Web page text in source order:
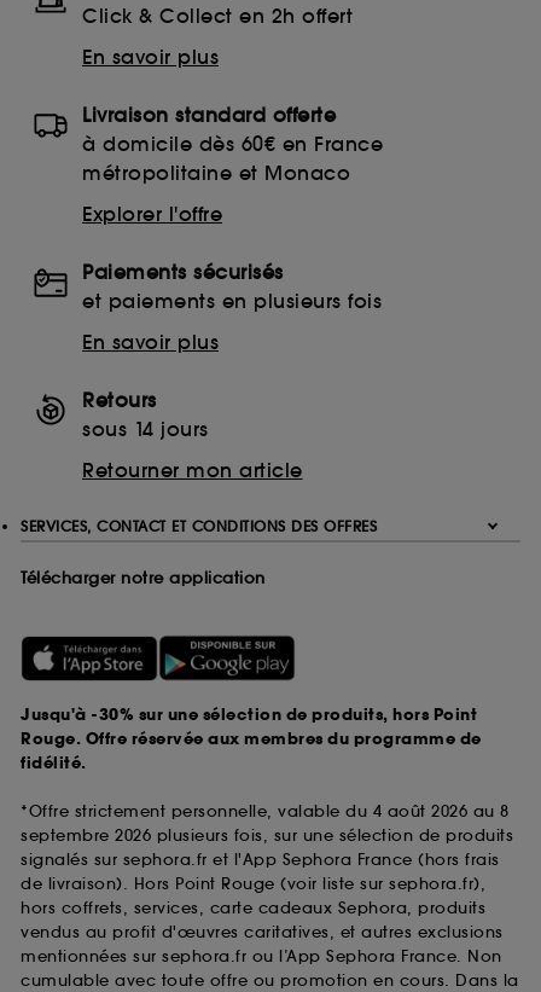
Click & Collect en 2h offert
En savoir plus
Livraison standard offerte
à domicile dès 60€ en France
métropolitaine et Monaco
Explorer l'offre
Paiements sécurisés
et paiements en plusieurs fois
En savoir plus
Retours
sous 14 jours
Retourner mon article
SERVICES, CONTACT ET CONDITIONS DES OFFRES
Télécharger notre application
Jusqu'à -30% sur une sélection de produits, hors Point
Rouge. Offre réservée aux membres du programme de
fidélité.
*Offre strictement personnelle, valable du 4 août 2026 au 8
septembre 2026 plusieurs fois, sur une sélection de produits
signalés sur sephora.fr et l'App Sephora France (hors frais
de livraison). Hors Point Rouge (voir liste sur sephora.fr),
hors coffrets, services, carte cadeaux Sephora, produits
vendus au profit d'œuvres caritatives, et autres exclusions
mentionnées sur sephora.fr ou l’App Sephora France. Non
cumulable avec toute offre ou promotion en cours. Dans la